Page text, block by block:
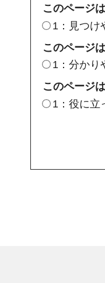
このページ
1：見つけ
このページ
1：分かり
このページ
1：役に立